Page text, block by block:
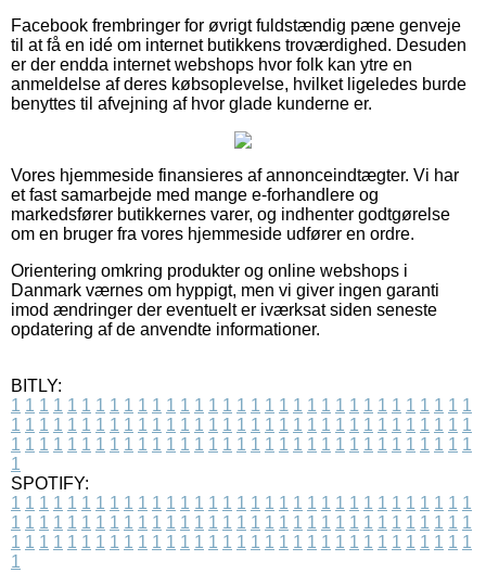
Facebook frembringer for øvrigt fuldstændig pæne genveje
til at få en idé om internet butikkens troværdighed. Desuden
er der endda internet webshops hvor folk kan ytre en
anmeldelse af deres købsoplevelse, hvilket ligeledes burde
benyttes til afvejning af hvor glade kunderne er.
Vores hjemmeside finansieres af annonceindtægter. Vi har
et fast samarbejde med mange e-forhandlere og
markedsfører butikkernes varer, og indhenter godtgørelse
om en bruger fra vores hjemmeside udfører en ordre.
Orientering omkring produkter og online webshops i
Danmark værnes om hyppigt, men vi giver ingen garanti
imod ændringer der eventuelt er iværksat siden seneste
opdatering af de anvendte informationer.
BITLY:
1 1 1 1 1 1 1 1 1 1 1 1 1 1 1 1 1 1 1 1 1 1 1 1 1 1 1 1 1 1 1 1 1
1 1 1 1 1 1 1 1 1 1 1 1 1 1 1 1 1 1 1 1 1 1 1 1 1 1 1 1 1 1 1 1 1
1 1 1 1 1 1 1 1 1 1 1 1 1 1 1 1 1 1 1 1 1 1 1 1 1 1 1 1 1 1 1 1 1
1
SPOTIFY:
1 1 1 1 1 1 1 1 1 1 1 1 1 1 1 1 1 1 1 1 1 1 1 1 1 1 1 1 1 1 1 1 1
1 1 1 1 1 1 1 1 1 1 1 1 1 1 1 1 1 1 1 1 1 1 1 1 1 1 1 1 1 1 1 1 1
1 1 1 1 1 1 1 1 1 1 1 1 1 1 1 1 1 1 1 1 1 1 1 1 1 1 1 1 1 1 1 1 1
1